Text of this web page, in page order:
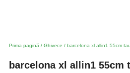
Prima pagină / Ghivece / barcelona xl allin1 55cm
barcelona xl allin1 55cm